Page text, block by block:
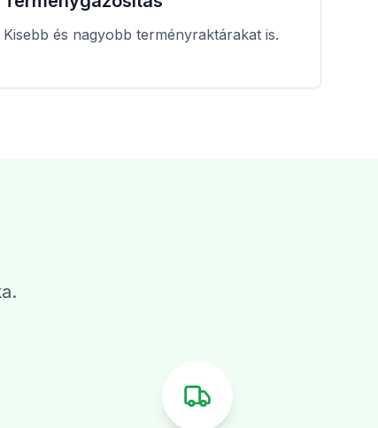
Kisebb és nagyobb terményraktárakat is.